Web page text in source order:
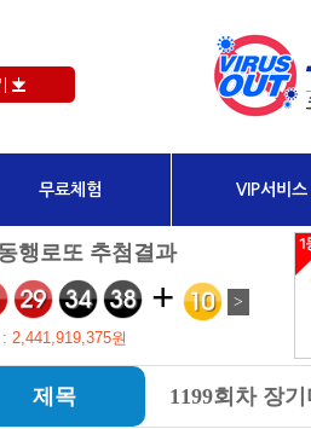
무료체험 VIP서비스
제목 1199회차 장